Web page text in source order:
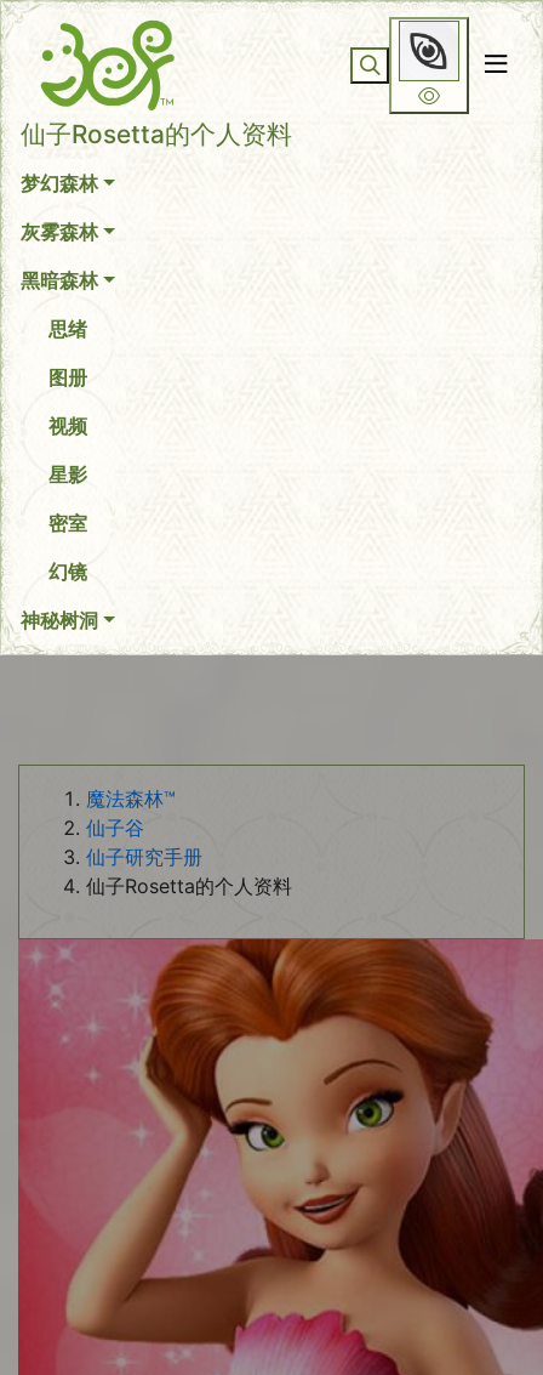
你无法看到我
仙子Rosetta的个人资料
梦幻森林
灰雾森林
黑暗森林
思绪
图册
视频
星影
密室
幻镜
神秘树洞
魔法森林™
仙子谷
仙子研究手册
仙子Rosetta的个人资料
仙子Rosetta的个人资料